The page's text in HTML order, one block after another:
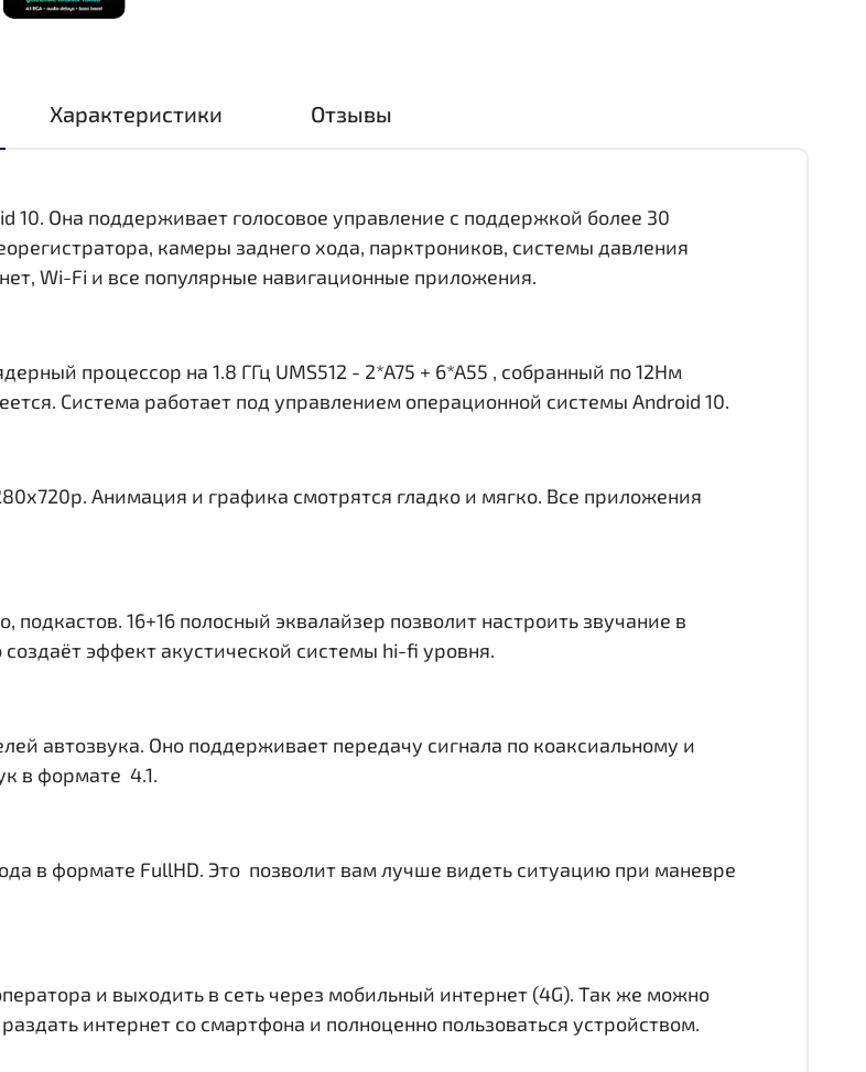
Характеристики Отзывы
10. Она поддерживает голосовое управление с поддержкой более 30
камеры заднего хода, парктроников, системы давления
Wi-Fi и все популярные навигационные приложения.
процессор на 1.8 ГГц UMS512 - 2*A75 + 6*A55 , собранный по 12Нм
Система работает под управлением операционной системы Android 10.
Анимация и графика смотрятся гладко и мягко. Все приложения
16+16 полосный эквалайзер позволит настроить звучание в
эффект акустической системы hi-fi уровня.
автозвука. Оно поддерживает передачу сигнала по коаксиальному и
в формате 4.1.
в формате FullHD. Это позволит вам лучше видеть ситуацию при маневре
и выходить в сеть через мобильный интернет (4G). Так же можно
интернет со смартфона и полноценно пользоваться устройством.